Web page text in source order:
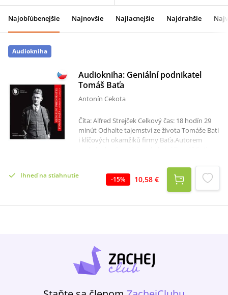
Najobľúbenejšie Najnovšie Najlacnejšie Najdrahšie
Audiokniha
Audiokniha: Geniální podnikatel
Tomáš Baťa
Antonín Cekota
Číta: Alfred Strejček Celkový čas: 18 hodín 29
minút Odhalte tajemství ze života Tomáše Bati
i klíčových okamžiků firmy Baťa.Autorem
Bati, zakladatele firmy Baťa (1876 – 1932).
Antonín Cekota, redaktor baťovských novin,
byl blízkým spolupracovníkem Tomáše Bati.
života Tomáše Bati i klíčových okamžiků firmy
znovu publikovat české vydání knihy z roku
1981 děkujeme autorově ženě Jindřišce
Cekotové.
Ihneď na stiahnutie -15% 10,58 €